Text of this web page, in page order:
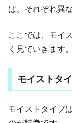
は、それぞれ異
ここでは、モイ
く見ていきます。
モイストタ
モイストタイプは